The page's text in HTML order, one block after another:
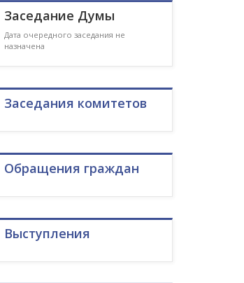
Заседание Думы
Дата очередного заседания не
назначена
Заседания комитетов
Обращения граждан
Выступления